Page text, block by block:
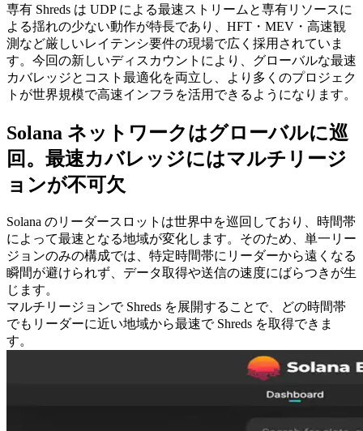
専有 Shreds は UDP による最速ストリームと専有リソースに
よる揺れの少ない動作が特長であり、HFT・MEV・高速観
測など厳しいレイテンシ要件の現場で広く採用されていま
す。今回の新しいディスカウントにより、グローバルな最速
カバレッジとコスト最適化を両立し、より多くのプロジェク
トが世界規模で高速インフラを活用できるようになります。
Solana ネットワークはグローバルに巡
回。最速カバレッジにはマルチリージ
ョンが不可欠
Solana のリーダースロットは世界中を巡回しており、時間帯
によって最速となる地域が変化します。そのため、単一リー
ジョンのみの構成では、特定時間帯にリーダーから遠くなる
瞬間が避けられず、データ取得や送信の速度にばらつきが生
じます。
マルチリージョンで Shreds を展開することで、どの時間帯
でもリーダーに近い地域から最速で Shreds を取得できま
す。